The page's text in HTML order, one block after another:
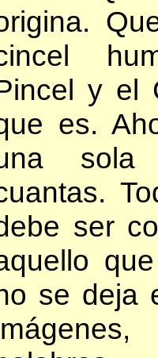
y el
es.
ser
se deja